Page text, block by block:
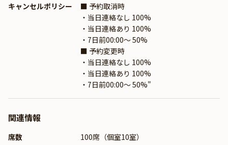
キャンセルポリシー
■ 予約取消時
・当日連絡なし 100%
・当日連絡あり 100%
・7日前00:00〜 50%
■ 予約変更時
・当日連絡なし 100%
・当日連絡あり 100%
・7日前00:00〜 50%"
関連情報
席数 100席（個室10室）